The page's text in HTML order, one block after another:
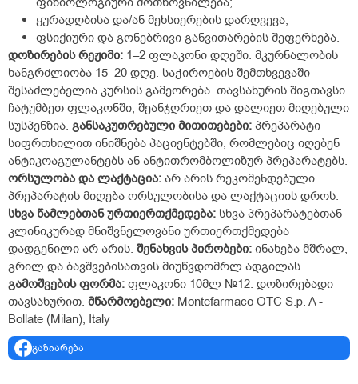
ყურადღბისა და/ან მეხსიერების დარღვევა;
ფსიქიური და გონებრივი განვითარების შეფერხება.
დოზირების რეჟიმი: 1–2 ფლაკონი დღეში. მკურნალობის
ხანგრძლიობა 15–20 დღე. საჭიროების შემთხვევაში
შესაძლებელია კურსის გამეორება. თავსახურის შიგთავსი
ჩატუმბეთ ფლაკონში, შეანჯღრიეთ და დალიეთ მიღებული
სუსპენზია. განსაკუთრებული მითითებები: პრეპარატი
სიფრთხილით ინიშნება პაციენტებში, რომლებიც იღებენ
ანტიკოაგულანტებს ან ანტითრომბოლიზურ პრეპარატებს.
ორსულობა და ლაქტაცია: არ არის რეკომენდებული
პრეპარატის მიღება ორსულობისა და ლაქტაციის დროს.
სხვა წამლებთან ურთიერთქმედება: სხვა პრეპარატებთან
კლინიკურად მნიშვნელოვანი ურთიერთქმედება
დადგენილი არ არის. შენახვის პირობები: ინახება მშრალ,
გრილ და ბავშვებისათვის მიუწვდომრლ ადგილას.
გამოშვების ფორმა: ფლაკონი 10მლ №12. დოზირებადი
თავსახურით. მწარმოებელი: Montefarmaco OTC S.p. A -
Bollate (Milan), Italy
გაზიარება